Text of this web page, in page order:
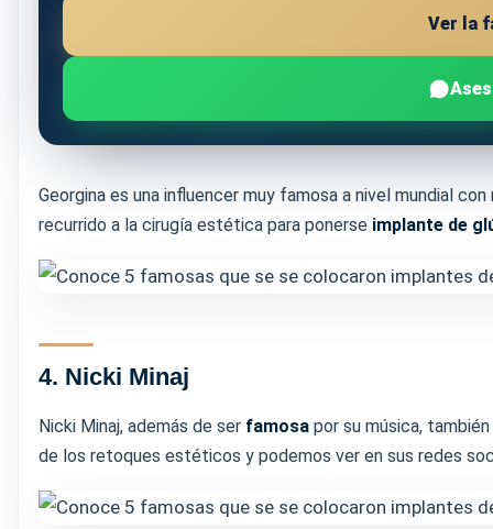
Ver la
Georgina es una influencer muy famosa a nivel mundial
recurrido a la cirugía estética para ponerse implante de
4. Nicki Minaj
Nicki Minaj, además de ser famosa por su música,
de los retoques estéticos y podemos ver en sus redes